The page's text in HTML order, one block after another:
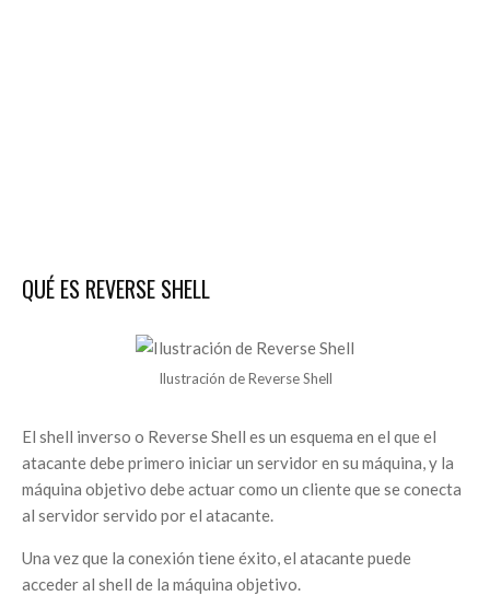
QUÉ ES REVERSE SHELL
Ilustración de Reverse Shell
El shell inverso o Reverse Shell es un esquema en el que el
atacante debe primero iniciar un servidor en su máquina, y la
máquina objetivo debe actuar como un cliente que se conecta
al servidor servido por el atacante.
Una vez que la conexión tiene éxito, el atacante puede
acceder al shell de la máquina objetivo.